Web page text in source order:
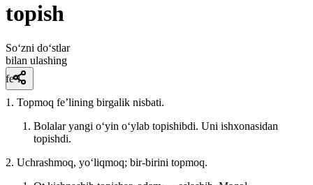
topish
So‘zni do‘stlar
bilan ulashing
fe’l
1. Topmoq feʼlining birgalik nisbati.
Bolalar yangi oʻyin oʻylab topishibdi. Uni ishxonasidan
topishdi.
2. Uchrashmoq, yoʻliqmoq; bir-birini topmoq.